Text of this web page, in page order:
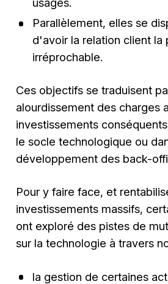
Parallèlement, elles se
d'avoir la relation client la
irréprochable.
Ces objectifs se traduisent
alourdissement des charges
investissements
le socle technologique ou
développement des back-
Pour y faire face, et
investissements massifs,
ont exploré des pistes de
sur la technologie à travers
la gestion de certaines